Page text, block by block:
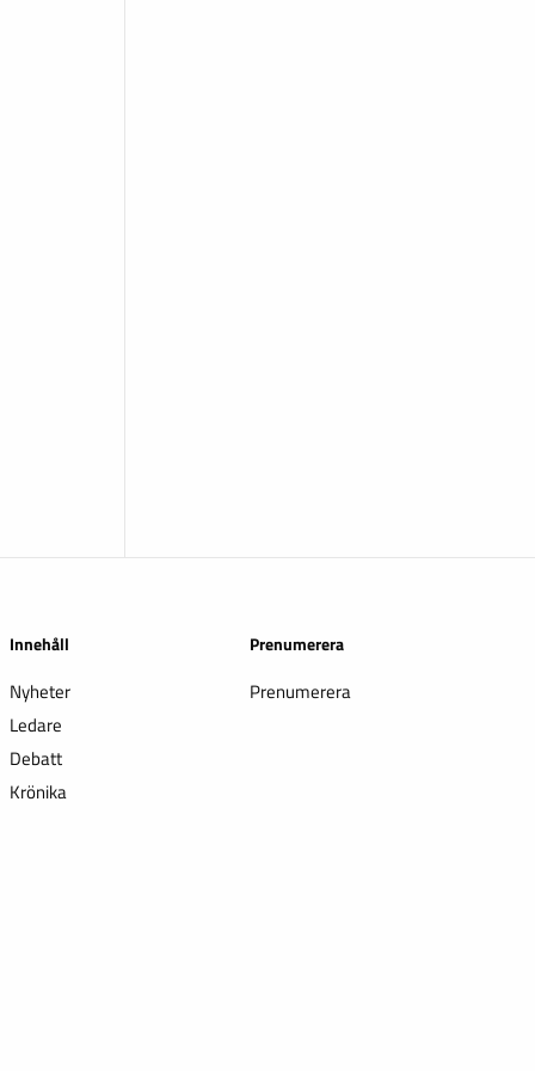
Innehåll
Nyheter
Ledare
Debatt
Krönika
Prenumerera
Prenumerera